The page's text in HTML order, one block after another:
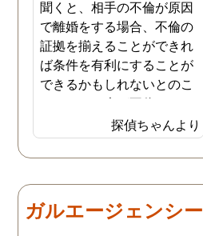
聞くと、相手の不倫が原因
で離婚をする場合、不倫の
証拠を揃えることができれ
ば条件を有利にすることが
できるかもしれないとのこ
とでした。夫が不倫をして
いるのは確実なのですが、
私の証言だけでは効力が弱
いようです。弁護士のアド
の証拠を集めてもらうこと
にしました。夫は私への関
探偵ちゃんより
ガルエージェンシー